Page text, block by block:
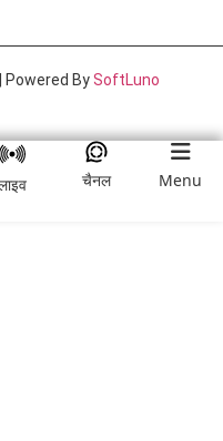
Powered BySoftLuno
चैनल Menu